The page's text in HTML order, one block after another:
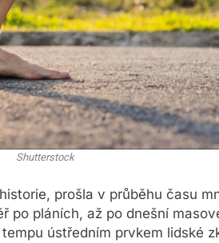
Shutterstock
prošla v průběhu času
po pláních, až po dnešní
ústředním prvkem lidské